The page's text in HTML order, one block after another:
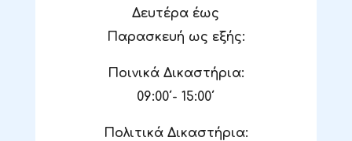
Δευτέρα έως
Παρασκευή ως εξής:
Ποινικά Δικαστήρια:
09:00΄- 15:00΄
Πολιτικά Δικαστήρια: